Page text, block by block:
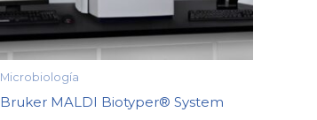
Microbiología
Bruker MALDI Biotyper® System